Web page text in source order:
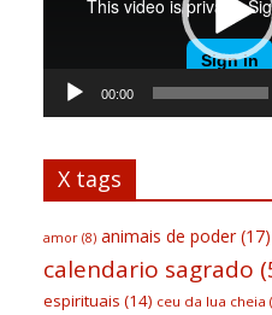
00:00
X tags
amor (8) animais de poder(17)
calendario sagrado
espirituais (14) ceu da lua cheia